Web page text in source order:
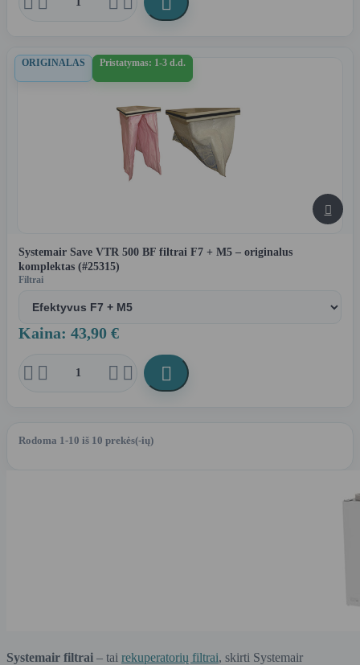
ORIGINALAS Pristatymas: 1-3 d.d.

Systemair Save VTR 500 BF filtrai F7 + M5 – originalus
komplektas (#25315)
Filtrai
Kaina: 43,90 €
    
Rodoma 1-10 iš 10 prekės(-ių)
Systemair filtrai – tai rekuperatorių filtrai, skirti Systemair